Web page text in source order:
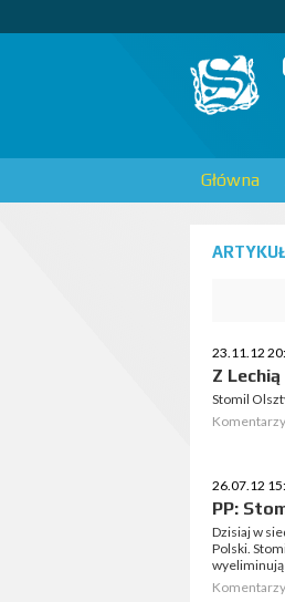
Główna
23.11.12
Z
Stomil
26.07.12
PP:
Dzisiaj w
Polski.
wyeliminują